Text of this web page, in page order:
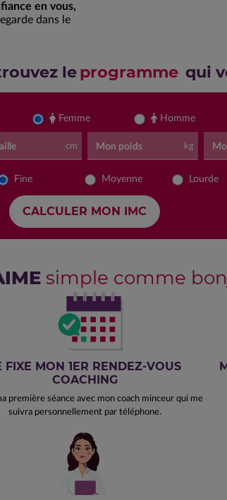
en vous,
dans le
leprogramme qui
Femme Homme
cm Mon poids kg
Fine Moyenne Lourde
simple comme
FIXE MON 1ER RENDEZ-VOUS
COACHING
première séance avec mon coach minceur qui me
suivra personnellement par téléphone.